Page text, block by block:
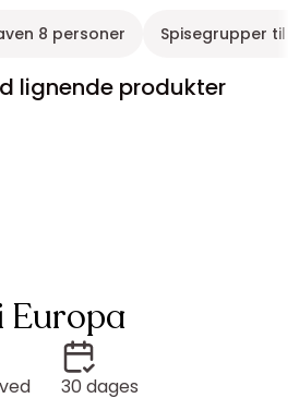
8 personer Spisegrupper til
lignende produkter
Europa
30 dages